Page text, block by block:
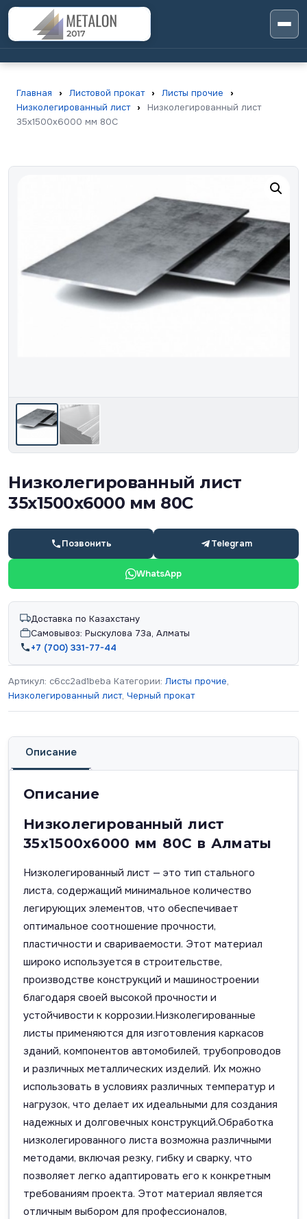
Главная › Листовой прокат › Листы прочие
›
Низколегированный лист ›
Низколегированный лист
35х1500х6000 мм 80С
Низколегированный лист
35х1500х6000 мм 80С
Позвонить Telegram
WhatsApp
Доставка по Казахстану
Самовывоз: Рыскулова 73а, Алматы
+7 (700) 331-77-44
Артикул: c6cc2ad1beba Категории: Листы прочие,
Низколегированный лист, Черный прокат
Описание
Описание
Низколегированный лист
35х1500х6000 мм 80С в Алматы
Низколегированный лист — это тип стального
листа, содержащий минимальное количество
легирующих элементов, что обеспечивает
оптимальное соотношение прочности,
пластичности и свариваемости. Этот материал
широко используется в строительстве,
производстве конструкций и машиностроении
благодаря своей высокой прочности и
устойчивости к коррозии.Низколегированные
листы применяются для изготовления каркасов
зданий, компонентов автомобилей, трубопроводов
и различных металлических изделий. Их можно
использовать в условиях различных температур и
нагрузок, что делает их идеальными для создания
надежных и долговечных конструкций.Обработка
низколегированного листа возможна различными
методами, включая резку, гибку и сварку, что
позволяет легко адаптировать его к конкретным
требованиям проекта. Этот материал является
отличным выбором для профессионалов,